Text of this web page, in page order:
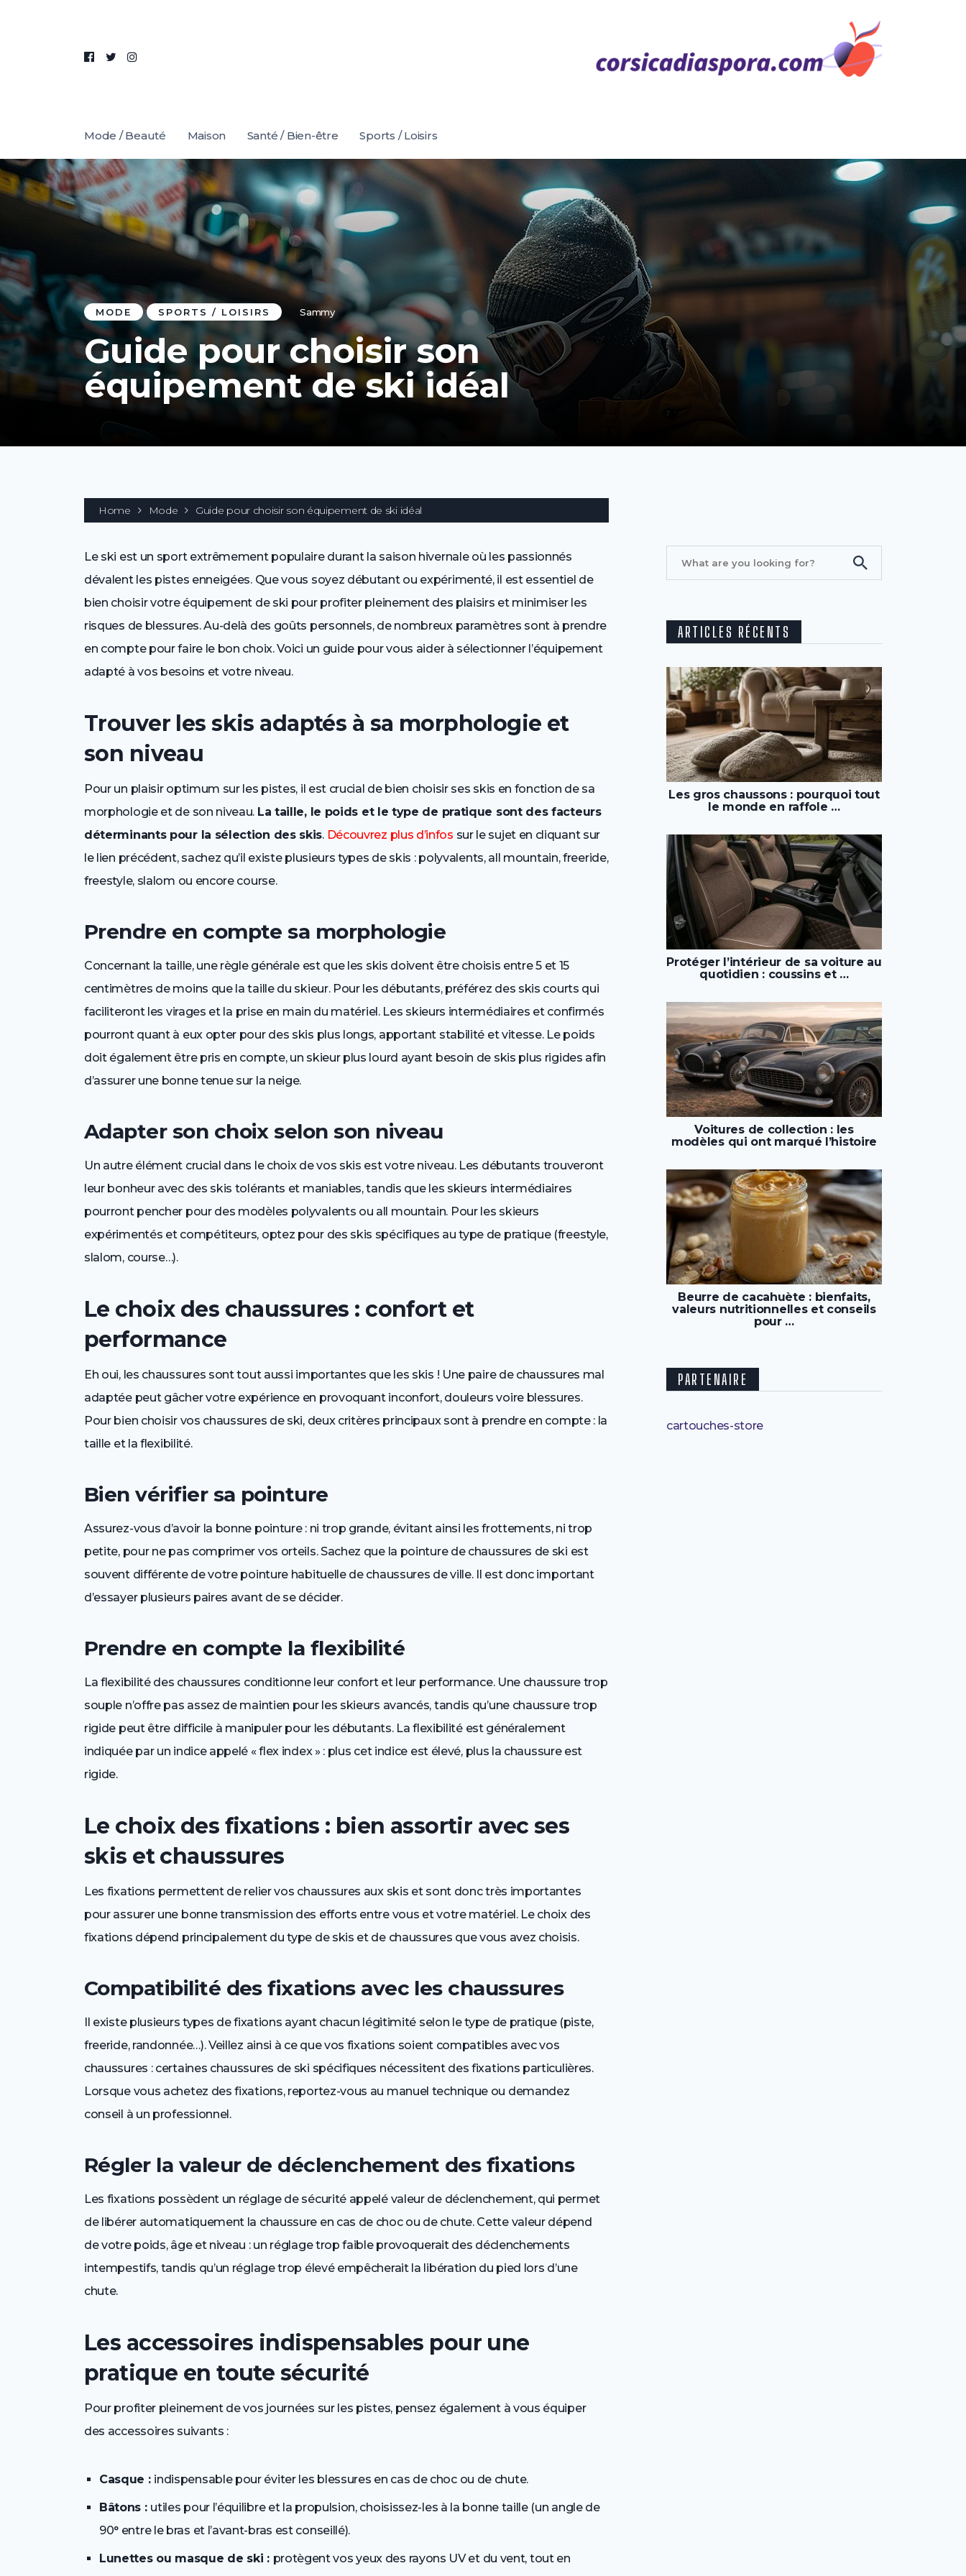
Mode / Beauté Maison Santé / Bien-être Sports / Loisirs
MODE SPORTS / LOISIRS Sammy
Guide pour choisir son
équipement de ski idéal
Home Mode Guide pour choisir son équipement de ski idéal
Le ski est un sport extrêmement populaire durant la saison hivernale où les passionnés
dévalent les pistes enneigées. Que vous soyez débutant ou expérimenté, il est essentiel de
bien choisir votre équipement de ski pour profiter pleinement des plaisirs et minimiser les
risques de blessures. Au-delà des goûts personnels, de nombreux paramètres sont à prendre
en compte pour faire le bon choix. Voici un guide pour vous aider à sélectionner l’équipement
adapté à vos besoins et votre niveau.
Trouver les skis adaptés à sa morphologie et
son niveau
Pour un plaisir optimum sur les pistes, il est crucial de bien choisir ses skis en fonction de sa
morphologie et de son niveau. La taille, le poids et le type de pratique sont des facteurs
déterminants pour la sélection des skis. Découvrez plus d’infos sur le sujet en cliquant sur
le lien précédent, sachez qu’il existe plusieurs types de skis : polyvalents, all mountain, freeride,
freestyle, slalom ou encore course.
Prendre en compte sa morphologie
Concernant la taille, une règle générale est que les skis doivent être choisis entre 5 et 15
centimètres de moins que la taille du skieur. Pour les débutants, préférez des skis courts qui
faciliteront les virages et la prise en main du matériel. Les skieurs intermédiaires et confirmés
pourront quant à eux opter pour des skis plus longs, apportant stabilité et vitesse. Le poids
doit également être pris en compte, un skieur plus lourd ayant besoin de skis plus rigides afin
d’assurer une bonne tenue sur la neige.
Adapter son choix selon son niveau
Un autre élément crucial dans le choix de vos skis est votre niveau. Les débutants trouveront
leur bonheur avec des skis tolérants et maniables, tandis que les skieurs intermédiaires
pourront pencher pour des modèles polyvalents ou all mountain. Pour les skieurs
expérimentés et compétiteurs, optez pour des skis spécifiques au type de pratique (freestyle,
slalom, course…).
Le choix des chaussures : confort et
performance
Eh oui, les chaussures sont tout aussi importantes que les skis ! Une paire de chaussures mal
adaptée peut gâcher votre expérience en provoquant inconfort, douleurs voire blessures.
Pour bien choisir vos chaussures de ski, deux critères principaux sont à prendre en compte : la
taille et la flexibilité.
Bien vérifier sa pointure
Assurez-vous d’avoir la bonne pointure : ni trop grande, évitant ainsi les frottements, ni trop
petite, pour ne pas comprimer vos orteils. Sachez que la pointure de chaussures de ski est
souvent différente de votre pointure habituelle de chaussures de ville. Il est donc important
d’essayer plusieurs paires avant de se décider.
Prendre en compte la flexibilité
La flexibilité des chaussures conditionne leur confort et leur performance. Une chaussure trop
souple n’offre pas assez de maintien pour les skieurs avancés, tandis qu’une chaussure trop
rigide peut être difficile à manipuler pour les débutants. La flexibilité est généralement
indiquée par un indice appelé « flex index » : plus cet indice est élevé, plus la chaussure est
rigide.
Le choix des fixations : bien assortir avec ses
skis et chaussures
Les fixations permettent de relier vos chaussures aux skis et sont donc très importantes
pour assurer une bonne transmission des efforts entre vous et votre matériel. Le choix des
fixations dépend principalement du type de skis et de chaussures que vous avez choisis.
Compatibilité des fixations avec les chaussures
Il existe plusieurs types de fixations ayant chacun légitimité selon le type de pratique (piste,
freeride, randonnée…). Veillez ainsi à ce que vos fixations soient compatibles avec vos
chaussures : certaines chaussures de ski spécifiques nécessitent des fixations particulières.
Lorsque vous achetez des fixations, reportez-vous au manuel technique ou demandez
conseil à un professionnel.
Régler la valeur de déclenchement des fixations
Les fixations possèdent un réglage de sécurité appelé valeur de déclenchement, qui permet
de libérer automatiquement la chaussure en cas de choc ou de chute. Cette valeur dépend
de votre poids, âge et niveau : un réglage trop faible provoquerait des déclenchements
intempestifs, tandis qu’un réglage trop élevé empêcherait la libération du pied lors d’une
chute.
Les accessoires indispensables pour une
pratique en toute sécurité
Pour profiter pleinement de vos journées sur les pistes, pensez également à vous équiper
des accessoires suivants :
Casque : indispensable pour éviter les blessures en cas de choc ou de chute.
Bâtons : utiles pour l’équilibre et la propulsion, choisissez-les à la bonne taille (un angle de
90° entre le bras et l’avant-bras est conseillé).
Lunettes ou masque de ski : protègent vos yeux des rayons UV et du vent, tout en
ARTICLES RÉCENTS
Les gros chaussons : pourquoi tout
le monde en raffole …
Protéger l’intérieur de sa voiture au
quotidien : coussins et …
Voitures de collection : les
modèles qui ont marqué l’histoire
Beurre de cacahuète : bienfaits,
valeurs nutritionnelles et conseils
pour …
PARTENAIRE
cartouches-store